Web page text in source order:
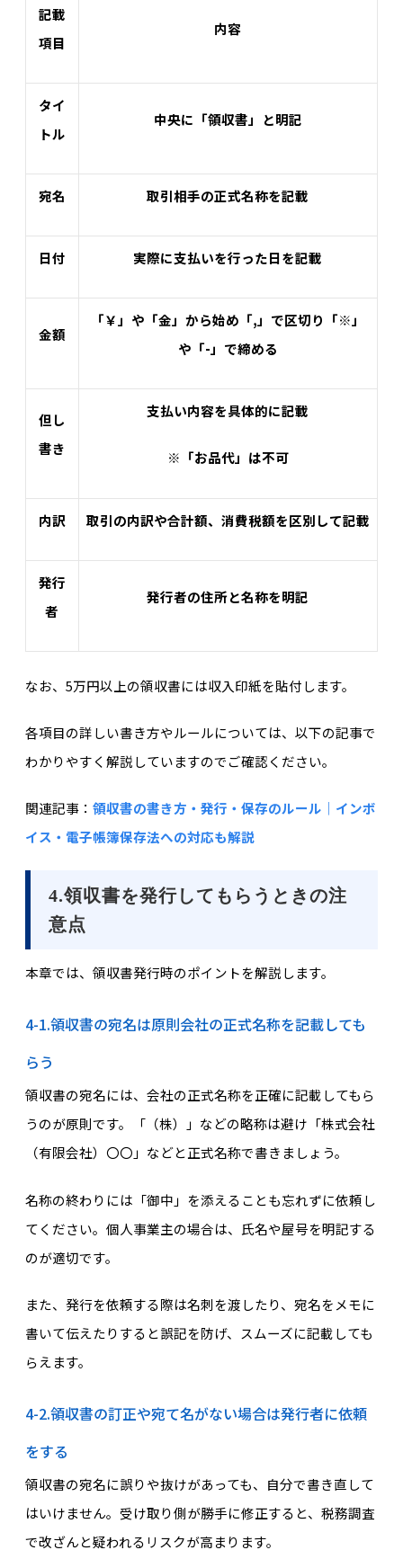
記載
項目
内容
タイ
トル
中央に「領収書」と明記
宛名 取引相手の正式名称を記載
日付 実際に支払いを行った日を記載
金額
「￥」や「金」から始め「,」で区切り「※」
や「-」で締める
但し
書き
支払い内容を具体的に記載
※「お品代」は不可
内訳 取引の内訳や合計額、消費税額を区別して記載
発行
者
発行者の住所と名称を明記
なお、5万円以上の領収書には収入印紙を貼付します。
各項目の詳しい書き方やルールについては、以下の記事で
わかりやすく解説していますのでご確認ください。
関連記事： 領収書の書き方・発行・保存のルール｜インボ
イス・電子帳簿保存法への対応も解説
4.領収書を発行してもらうときの注
意点
本章では、領収書発行時のポイントを解説します。
4-1.領収書の宛名は原則会社の正式名称を記載しても
らう
領収書の宛名には、会社の正式名称を正確に記載してもら
うのが原則です。「（株）」などの略称は避け「株式会社
（有限会社）〇〇」などと正式名称で書きましょう。
名称の終わりには「御中」を添えることも忘れずに依頼し
てください。個人事業主の場合は、氏名や屋号を明記する
のが適切です。
また、発行を依頼する際は名刺を渡したり、宛名をメモに
書いて伝えたりすると誤記を防げ、スムーズに記載しても
らえます。
4-2.領収書の訂正や宛て名がない場合は発行者に依頼
をする
​​領収書の宛名に誤りや抜けがあっても、自分で書き直して
はいけません。受け取り側が勝手に修正すると、税務調査
で改ざんと疑われるリスクが高まります。